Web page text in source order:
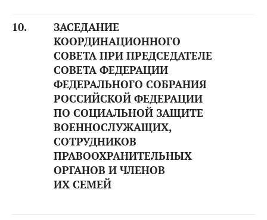
10.
ЗАСЕДАНИЕ
КООРДИНАЦИОННОГО
СОВЕТАПРИ ПРЕДСЕДАТЕЛЕ
СОВЕТА ФЕДЕРАЦИИ
ФЕДЕРАЛЬНОГО СОБРАНИЯ
РОССИЙСКОЙ ФЕДЕРАЦИИ
ПО СОЦИАЛЬНОЙ ЗАЩИТЕ
ВОЕННОСЛУЖАЩИХ,
СОТРУДНИКОВ
ПРАВООХРАНИТЕЛЬНЫХ
ОРГАНОВ И ЧЛЕНОВ
ИХ СЕМЕЙ